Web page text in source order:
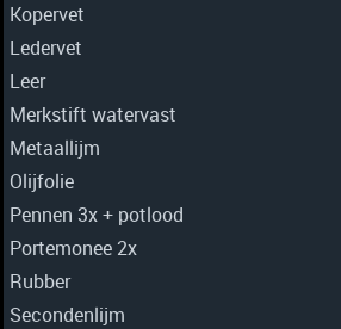
Kopervet
Ledervet
Leer
Merkstift watervast
Metaallijm
Olijfolie
Pennen 3x + potlood
Portemonee 2x
Rubber
Secondenlijm